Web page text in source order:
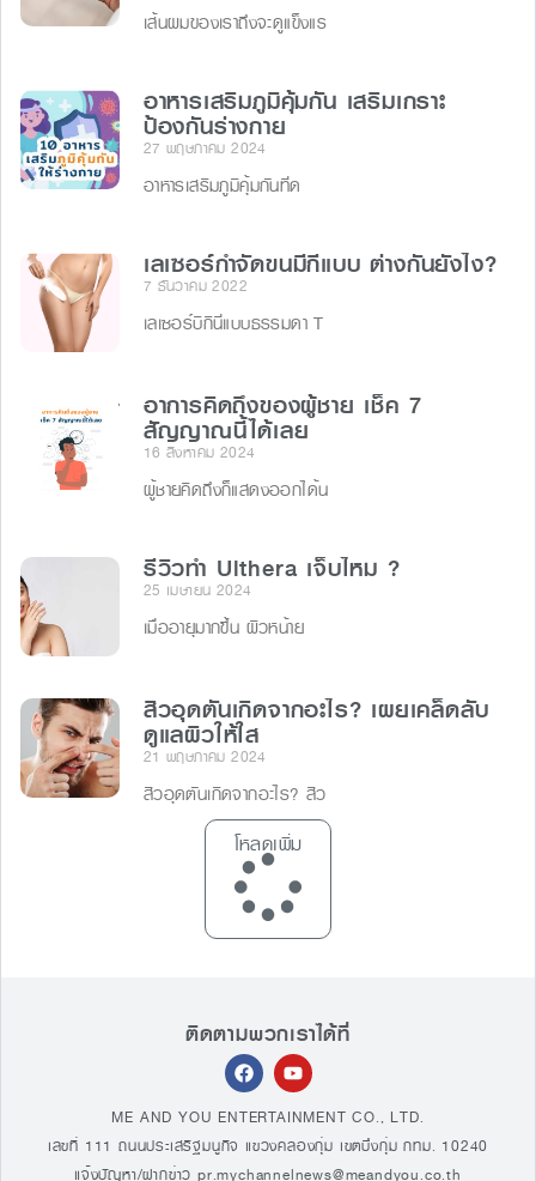
เส้นผมของเราถึงจะดูแข็งแร
อาหารเสริมภูมิคุ้มกัน เสริมเกราะ
ป้องกันร่างกาย
27 พฤษภาคม 2024
อาหารเสริมภูมิคุ้มกันที่ด
เลเซอร์กำจัดขนมีกี่แบบ ต่างกันยังไง?
7 ธันวาคม 2022
เลเซอร์บิกินี่แบบธรรมดา T
อาการคิดถึงของผู้ชาย เช็ค 7
สัญญาณนี้ได้เลย
16 สิงหาคม 2024
ผู้ชายคิดถึงก็แสดงออกได้น
รีวิวทำ Ulthera เจ็บไหม ?
25 เมษายน 2024
เมื่ออายุมากขึ้น ผิวหน้าย
สิวอุดตันเกิดจากอะไร? เผยเคล็ดลับ
ดูแลผิวให้ใส
21 พฤษภาคม 2024
สิวอุดตันเกิดจากอะไร? สิว
โหลดเพิ่ม
ติดตามพวกเราได้ที่
ME AND YOU ENTERTAINMENT CO., LTD.
เลขที่ 111 ถนนประเสริฐมนูกิจ แขวงคลองกุ่ม เขตบึงกุ่ม กทม. 10240
แจ้งปัญหา/ฝากข่าวpr.mychannelnews@meandyou.co.th